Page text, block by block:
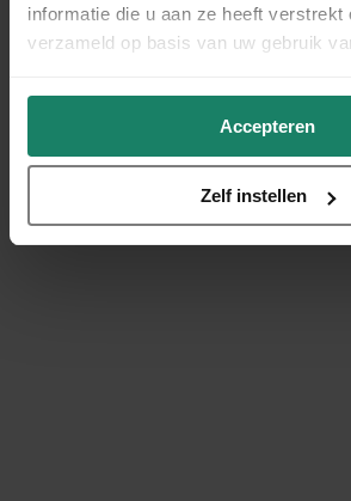
informatie die u aan ze heeft verstrekt
verzameld op basis van uw gebruik
Accepteren
Zelf instellen